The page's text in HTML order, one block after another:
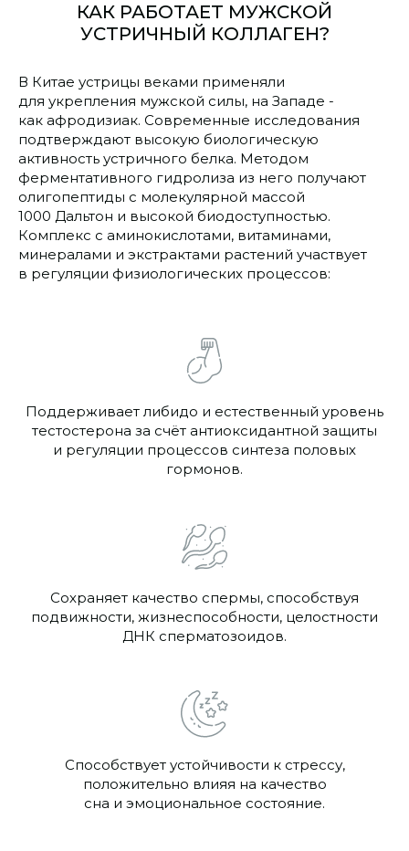
КАК РАБОТАЕТ МУЖСКОЙ
УСТРИЧНЫЙ КОЛЛАГЕН?
В Китае устрицы веками применяли
для укрепления мужской силы, на Западе -
как афродизиак. Современные исследования
подтверждают высокую биологическую
активность устричного белка. Методом
ферментативного гидролиза из него получают
олигопептиды с молекулярной массой
1000 Дальтон и высокой биодоступностью.
Комплекс с аминокислотами, витаминами,
минералами и экстрактами растений участвует
в регуляции физиологических процессов:
Поддерживает либидо и естественный уровень
тестостерона за счёт антиоксидантной защиты
и регуляции процессов синтеза половых
гормонов.
Сохраняет качество спермы, способствуя
подвижности, жизнеспособности, целостности
ДНК сперматозоидов.
Способствует устойчивости к стрессу,
положительно влияя на качество
сна и эмоциональное состояние.